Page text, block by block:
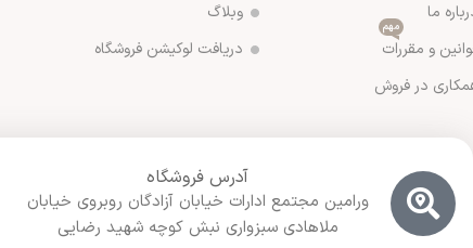
ما
و مقررات
مهم
در فروش
وبلاگ
دریافت لوکیشن فروشگاه
آدرس فروشگاه
ورامین مجتمع ادارات خیابان آزادگان روبروی خیابان
ملاهادی سبزواری نبش کوچه شهید رضایی